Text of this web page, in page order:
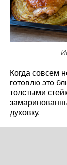
Когда совсем
готовлю это
толстыми
духовку.